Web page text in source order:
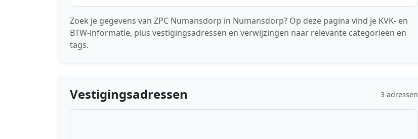
Zoek je gegevens van ZPC Numansdorp in Numansdorp? Op deze pagina vind je KVK- en
BTW-informatie, plus vestigingsadressen en verwijzingen naar relevante categorieën en
tags.
Vestigingsadressen 3 adressen